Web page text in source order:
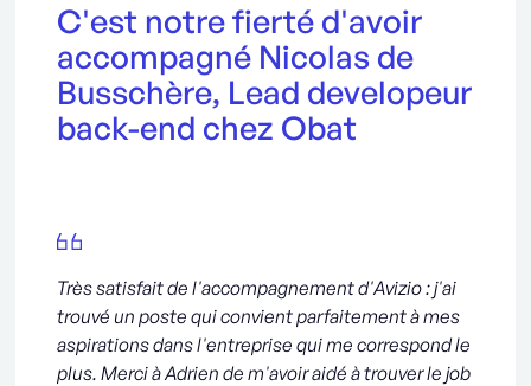
C'est notre fierté d'avoir
accompagné Nicolas de
Busschère, Lead developeur
back-end chez Obat
Très satisfait de l'accompagnement d'Avizio : j'ai
trouvé un poste qui convient parfaitement à mes
aspirations dans l'entreprise qui me correspond le
plus. Merci à Adrien de m'avoir aidé à trouver le job